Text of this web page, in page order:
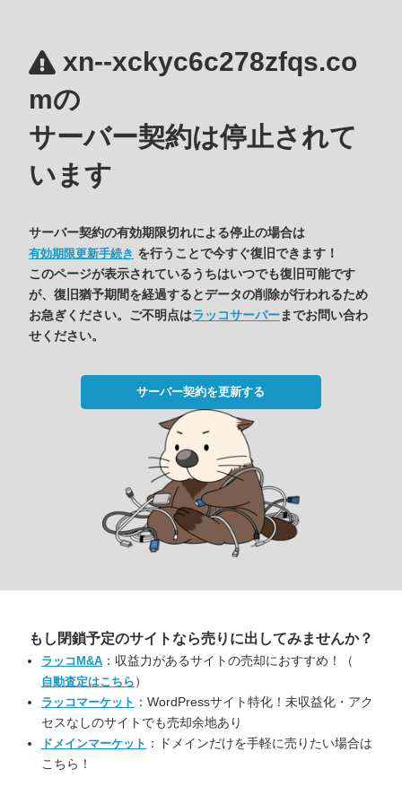
xn--xckyc6c278zfqs.co
mの
サーバー契約は停止されて
います
サーバー契約の有効期限切れによる停止の場合は
有効期限更新手続き を行うことで今すぐ復旧できます！
このページが表示されているうちはいつでも復旧可能です
が、復旧猶予期間を経過するとデータの削除が行われるため
お急ぎください。ご不明点はラッコサーバーまでお問い合わ
せください。
サーバー契約を更新する
もし閉鎖予定のサイトなら売りに出してみませんか？
ラッコM&A ：収益力があるサイトの売却におすすめ！（
自動査定はこちら ）
ラッコマーケット ：WordPressサイト特化！未収益化・アク
セスなしのサイトでも売却余地あり
ドメインマーケット ：ドメインだけを手軽に売りたい場合は
こちら！